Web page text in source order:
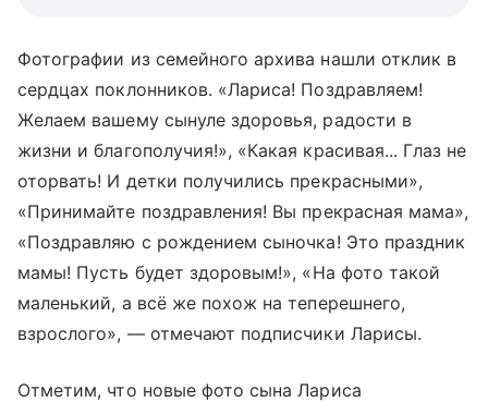
Фотографии из семейного архива нашли отклик в
сердцах поклонников. «Лариса! Поздравляем!
Желаем вашему сынуле здоровья, радости в
жизни и благополучия!», «Какая красивая... Глаз не
оторвать! И детки получились прекрасными»,
«Принимайте поздравления! Вы прекрасная мама»,
«Поздравляю с рождением сыночка! Это праздник
мамы! Пусть будет здоровым!», «На фото такой
маленький, а всё же похож на теперешнего,
взрослого», — отмечают подписчики Ларисы.
Отметим, что новые фото сына Лариса